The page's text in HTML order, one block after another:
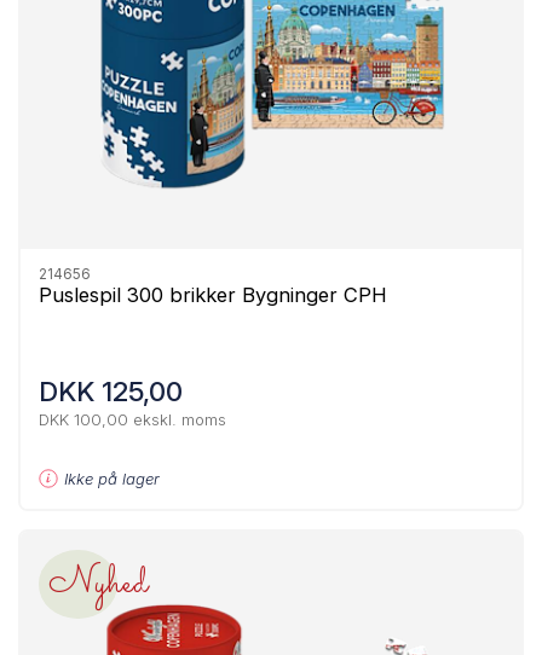
214656
Puslespil 300 brikker Bygninger CPH
DKK 125,00
DKK 100,00 ekskl. moms
Ikke på lager
Nyhed